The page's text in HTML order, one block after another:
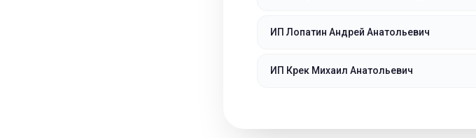
ИП Лопатин Андрей Анатольевич
ИП Крек Михаил Анатольевич